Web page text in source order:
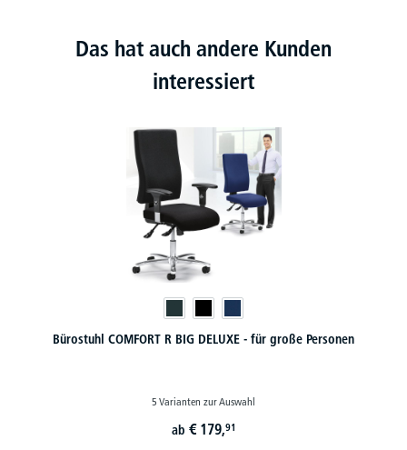
Das hat auch andere Kunden
interessiert
Bürostuhl COMFORT R BIG DELUXE - für große Personen
5 Varianten zur Auswahl
ab € 179,91